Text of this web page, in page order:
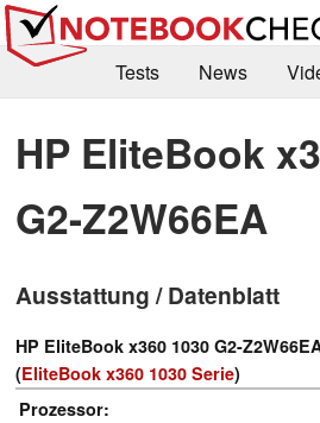
Tests News
Kaufberatung
Deals Suche
Forum
HP EliteBook
G2-Z2W66EA
Ausstattung / Datenblatt
HP EliteBook x360 1030 G2-
(EliteBook x360 1030 Serie)
Prozessor